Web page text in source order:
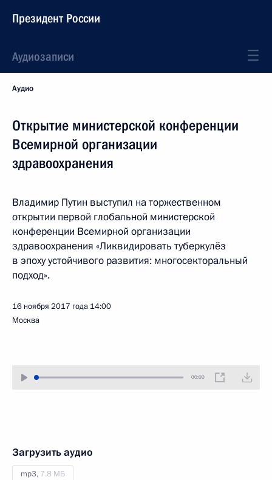
Президент России
Аудиозаписи
Аудио
Открытие министерской конференции
Всемирной организации
здравоохранения
Владимир Путин выступил на торжественном
открытии первой глобальной министерской
конференции Всемирной организации
здравоохранения «Ликвидировать туберкулёз
в эпоху устойчивого развития: многосекторальный
подход».
16 ноября 2017 года 14:00
Москва
00:00
Загрузить аудио
mp3, 7.8 МБ